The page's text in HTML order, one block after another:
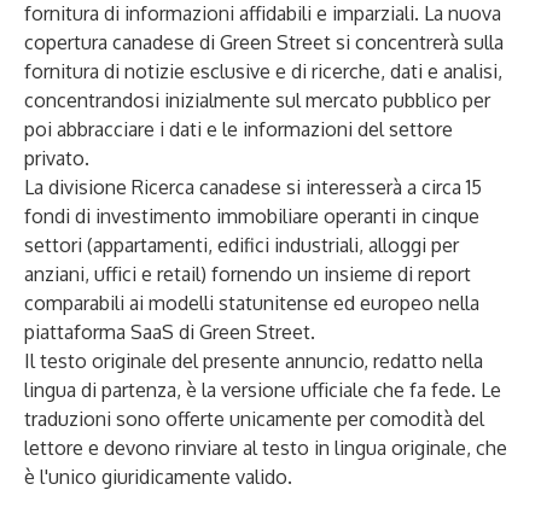
fornitura di informazioni affidabili e imparziali. La nuova
copertura canadese di Green Street si concentrerà sulla
fornitura di notizie esclusive e di ricerche, dati e analisi,
concentrandosi inizialmente sul mercato pubblico per
poi abbracciare i dati e le informazioni del settore
privato.
La divisione Ricerca canadese si interesserà a circa 15
fondi di investimento immobiliare operanti in cinque
settori (appartamenti, edifici industriali, alloggi per
anziani, uffici e retail) fornendo un insieme di report
comparabili ai modelli statunitense ed europeo nella
piattaforma SaaS di Green Street.
Il testo originale del presente annuncio, redatto nella
lingua di partenza, è la versione ufficiale che fa fede. Le
traduzioni sono offerte unicamente per comodità del
lettore e devono rinviare al testo in lingua originale, che
è l'unico giuridicamente valido.